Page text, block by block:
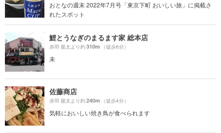
おとなの週末 2022年7月号「東京下町 おいしい旅」に掲載さ
れたスポット
鯉とうなぎのまるます家 総本店
赤羽 籠太より約310m （徒歩6分）
未
佐藤商店
赤羽 籠太より約240m （徒歩4分）
気軽においしい焼き鳥が食べられます